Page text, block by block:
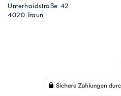
Unterhaidstraße 42
4020 Traun